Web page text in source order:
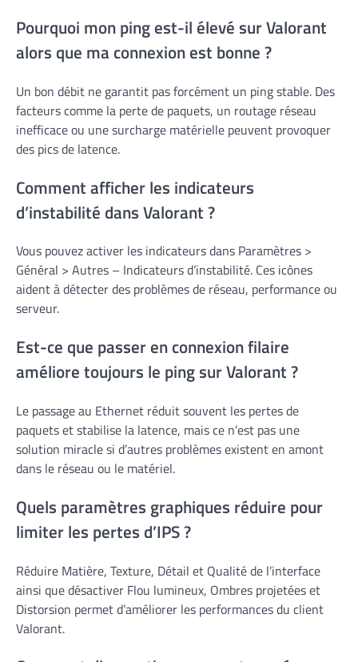
Pourquoi mon ping est-il élevé sur Valorant
alors que ma connexion est bonne ?
Un bon débit ne garantit pas forcément un ping stable. Des
facteurs comme la perte de paquets, un routage réseau
inefficace ou une surcharge matérielle peuvent provoquer
des pics de latence.
Comment afficher les indicateurs
d’instabilité dans Valorant ?
Vous pouvez activer les indicateurs dans Paramètres >
Général > Autres – Indicateurs d’instabilité. Ces icônes
aident à détecter des problèmes de réseau, performance ou
serveur.
Est-ce que passer en connexion filaire
améliore toujours le ping sur Valorant ?
Le passage au Ethernet réduit souvent les pertes de
paquets et stabilise la latence, mais ce n’est pas une
solution miracle si d’autres problèmes existent en amont
dans le réseau ou le matériel.
Quels paramètres graphiques réduire pour
limiter les pertes d’IPS ?
Réduire Matière, Texture, Détail et Qualité de l’interface
ainsi que désactiver Flou lumineux, Ombres projetées et
Distorsion permet d’améliorer les performances du client
Valorant.